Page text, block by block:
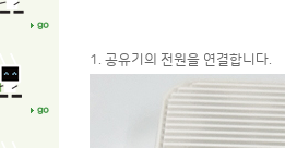
1. 공유기의 전원을 연결합니다.